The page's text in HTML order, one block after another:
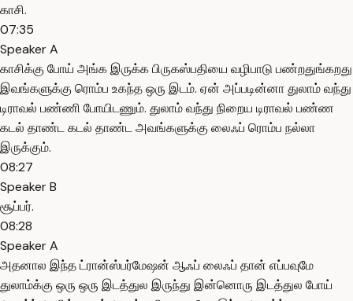
காசி.
07:35
Speaker A
காசிக்கு போய் அங்க இருக்க பிருகஸ்பதியை வழிபாடு பண்றதுங்கறது
இவங்களுக்கு ரொம்ப உகந்த ஒரு இடம். ஏன் அப்படின்னா துலாம் வந்து
டிராவல் பண்ணி போயிடணும். துலாம் வந்து நிறைய டிராவல் பண்ண
கடல் தாண்ட கடல் தாண்ட அவங்களுக்கு லைஃப் ரொம்ப நல்லா
இருக்கும்.
08:27
Speaker B
சூப்பர்.
08:28
Speaker A
அதனால இந்த ட்ரான்ஸ்பர்மேஷன் ஆஃப் லைஃப் தான் எப்பவுமே
துலாம்க்கு ஒரு ஒரு இடத்துல இருந்து இன்னொரு இடத்துல போய்